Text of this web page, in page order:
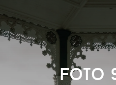
Foto